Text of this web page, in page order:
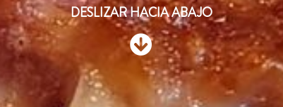
DESLIZAR HACIA ABAJO